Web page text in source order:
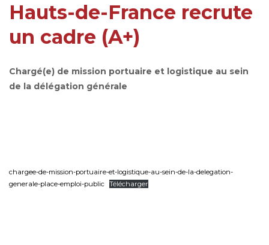
Hauts-de-France recrute
un cadre (A+)
Chargé(e) de mission portuaire et logistique au sein
de la délégation générale
chargee-de-mission-portuaire-et-logistique-au-sein-de-la-delegation-
generale-place-emploi-public Télécharger